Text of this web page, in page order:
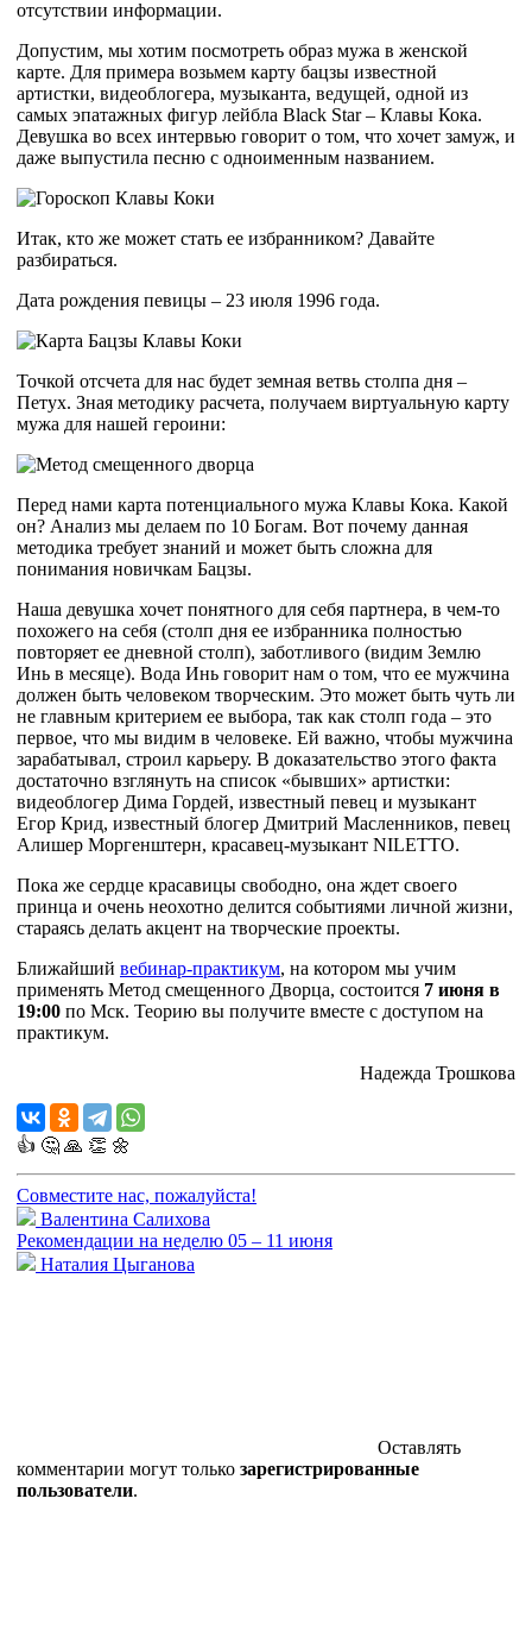
отсутствии информации.
Допустим, мы хотим посмотреть образ мужа в женской
карте. Для примера возьмем карту бацзы известной
артистки, видеоблогера, музыканта, ведущей, одной из
самых эпатажных фигур лейбла Black Star – Клавы Кока.
Девушка во всех интервью говорит о том, что хочет замуж, и
даже выпустила песню с одноименным названием.
Итак, кто же может стать ее избранником? Давайте
разбираться.
Дата рождения певицы – 23 июля 1996 года.
Точкой отсчета для нас будет земная ветвь столпа дня –
Петух. Зная методику расчета, получаем виртуальную карту
мужа для нашей героини:
Перед нами карта потенциального мужа Клавы Кока. Какой
он? Анализ мы делаем по 10 Богам. Вот почему данная
методика требует знаний и может быть сложна для
понимания новичкам Бацзы.
Наша девушка хочет понятного для себя партнера, в чем-то
похожего на себя (столп дня ее избранника полностью
повторяет ее дневной столп), заботливого (видим Землю
Инь в месяце). Вода Инь говорит нам о том, что ее мужчина
должен быть человеком творческим. Это может быть чуть ли
не главным критерием ее выбора, так как столп года – это
первое, что мы видим в человеке. Ей важно, чтобы мужчина
зарабатывал, строил карьеру. В доказательство этого факта
достаточно взглянуть на список «бывших» артистки:
видеоблогер Дима Гордей, известный певец и музыкант
Егор Крид, известный блогер Дмитрий Масленников, певец
Алишер Моргенштерн, красавец-музыкант NILETTO.
Пока же сердце красавицы свободно, она ждет своего
принца и очень неохотно делится событиями личной жизни,
стараясь делать акцент на творческие проекты.
Ближайший вебинар-практикум, на котором мы учим
применять Метод смещенного Дворца, состоится 7 июня в
19:00 по Мск. Теорию вы получите вместе с доступом на
практикум.
Надежда Трошкова
👍 🤔 🙏 👏 🌼
Совместите нас, пожалуйста!
Валентина Салихова
Рекомендации на неделю 05 – 11 июня
Наталия Цыганова
Оставлять
комментарии могут только зарегистрированные
пользователи.